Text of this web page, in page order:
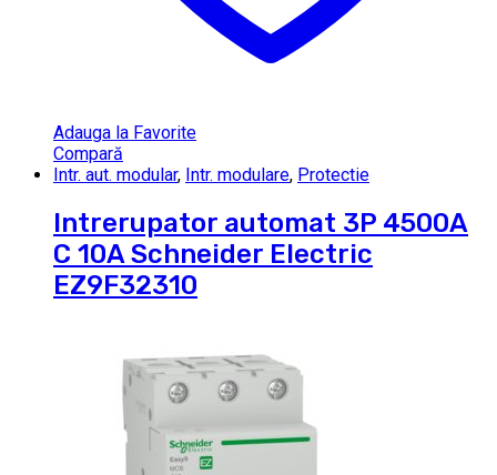
Adauga la Favorite
Compară
Intr. aut. modular, Intr. modulare, Protectie
Intrerupator automat 3P 4500A
C 10A Schneider Electric
EZ9F32310